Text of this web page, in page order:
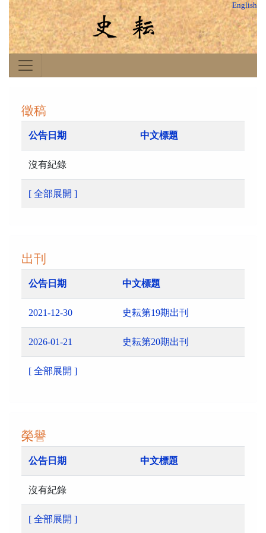
English
徵稿
公告日期 中文標題
沒有紀錄
[ 全部展開 ]
出刊
公告日期 中文標題
2021-12-30 史耘第19期出刊
2026-01-21 史耘第20期出刊
[ 全部展開 ]
榮譽
公告日期 中文標題
沒有紀錄
[ 全部展開 ]